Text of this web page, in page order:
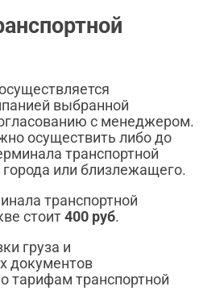
выбранной
с менеджером.
осуществить либо до
транспортной
или близлежащего.
транспортной
стоит400 руб.
груза и
документов
тарифам транспортной